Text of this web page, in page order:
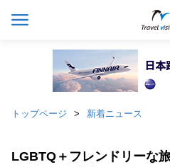
トップページ 新着ニュース
LGBTQ＋フレンドリーな